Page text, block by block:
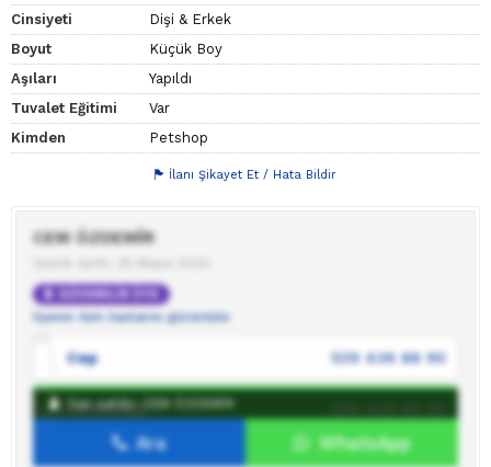
Cinsiyeti
Dişi & Erkek
Boyut
Küçük Boy
Aşıları
Yapıldı
Tuvalet Eğitimi
Var
Kimden
Petshop
İlanı Şikayet Et / Hata Bildir
CEM ÖZDEMİR
Üyenin tüm ilanlarını görüntüle
Cep 539 436 88 90
WhatsApp
İlan sahibine mesaj gönder
İlan sahibi: CEM ÖZDEMİR
Ara WhatsApp